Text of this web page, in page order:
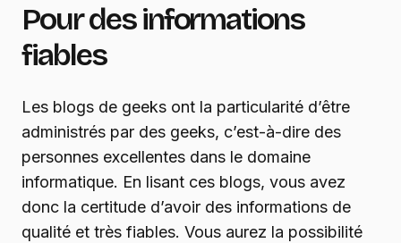
Pour des informations
fiables
Les blogs de geeks ont la particularité d’être
administrés par des geeks, c’est-à-dire des
personnes excellentes dans le domaine
informatique. En lisant ces blogs, vous avez
donc la certitude d’avoir des informations de
qualité et très fiables. Vous aurez la possibilité